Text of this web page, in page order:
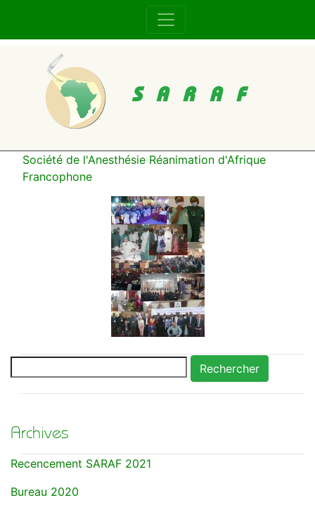
SARAF
Société de l'Anesthésie Réanimation d'Afrique
Francophone
Rechercher
Archives
Recencement SARAF 2021
Bureau 2020